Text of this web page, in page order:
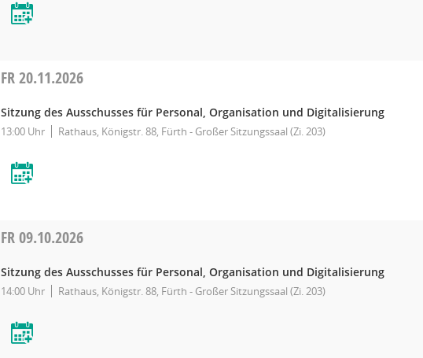
FR20.11.2026
Sitzung des Ausschusses für Personal, Organisation und Digitalisierung
13:00 Uhr Rathaus, Königstr. 88, Fürth - Großer Sitzungssaal (Zi. 203)
FR09.10.2026
Sitzung des Ausschusses für Personal, Organisation und Digitalisierung
14:00 Uhr Rathaus, Königstr. 88, Fürth - Großer Sitzungssaal (Zi. 203)